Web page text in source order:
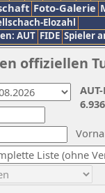
Foto-Galerie
Elozahl
AUT FIDE Spieler
offiziellen
6.936